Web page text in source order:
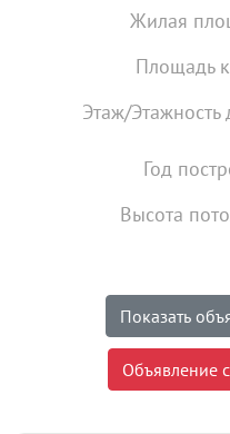
Жилая
Площадь
Этаж/Этажность
Год
Высота
Показать
Объявление